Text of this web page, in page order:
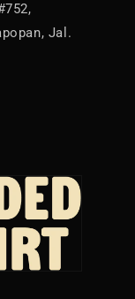
Jal.